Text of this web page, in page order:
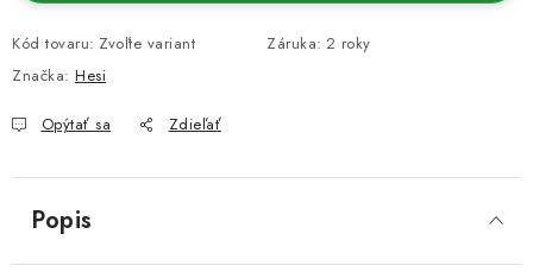
Kód tovaru: Zvoľte variant Záruka: 2 roky
Značka: Hesi
Opýtať sa Zdieľať
Popis